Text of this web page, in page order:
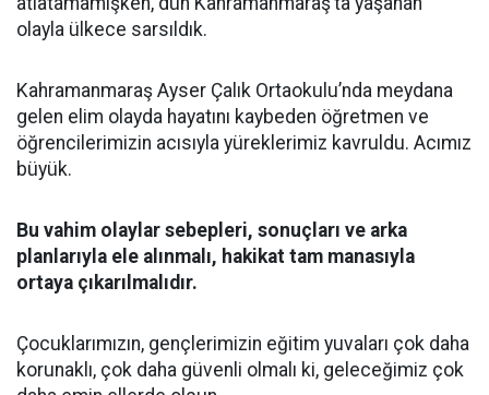
olayla ülkece sarsıldık.
Kahramanmaraş Ayser Çalık Ortaokulu’nda meydana
gelen elim olayda hayatını kaybeden öğretmen ve
öğrencilerimizin acısıyla yüreklerimiz kavruldu. Acımız
büyük.
Bu vahim olaylar sebepleri, sonuçları ve arka
planlarıyla ele alınmalı, hakikat tam manasıyla
ortaya çıkarılmalıdır.
Çocuklarımızın, gençlerimizin eğitim yuvaları çok daha
korunaklı, çok daha güvenli olmalı ki, geleceğimiz çok